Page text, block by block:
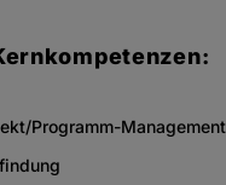
Programm-Management